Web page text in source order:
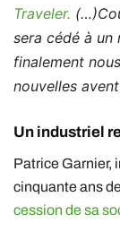
Traveler.
sera cédé à un
finalement
nouvelles
Un industriel
Patrice Garnier,
cinquante ans
cession de sa